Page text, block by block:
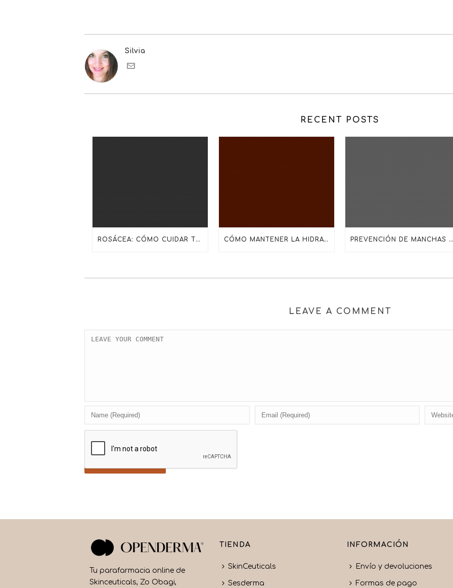
Silvia
RECENT POSTS
ROSÁCEA: CÓMO CUIDAR TU PIEL CON LA RUTINA ADECUADA DE SKINCEUTICALS CÓMO MANTENER LA HIDRATACIÓN EN PIELES DESHIDRATADAS, MADURAS O SENSIBILIZADAS PREVENCIÓN DE MANCHAS SOLARES TODO EL AÑO:
LEAVE A COMMENT
Tu parafarmacia online de
Skinceuticals, Zo Obagi,
TIENDA
SkinCeuticals
Sesderma
INFORMACIÓN
Envío y devoluciones
Formas de pago